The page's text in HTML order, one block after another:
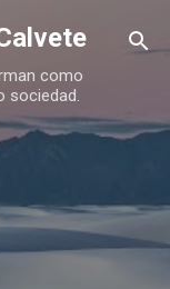
como
sociedad.